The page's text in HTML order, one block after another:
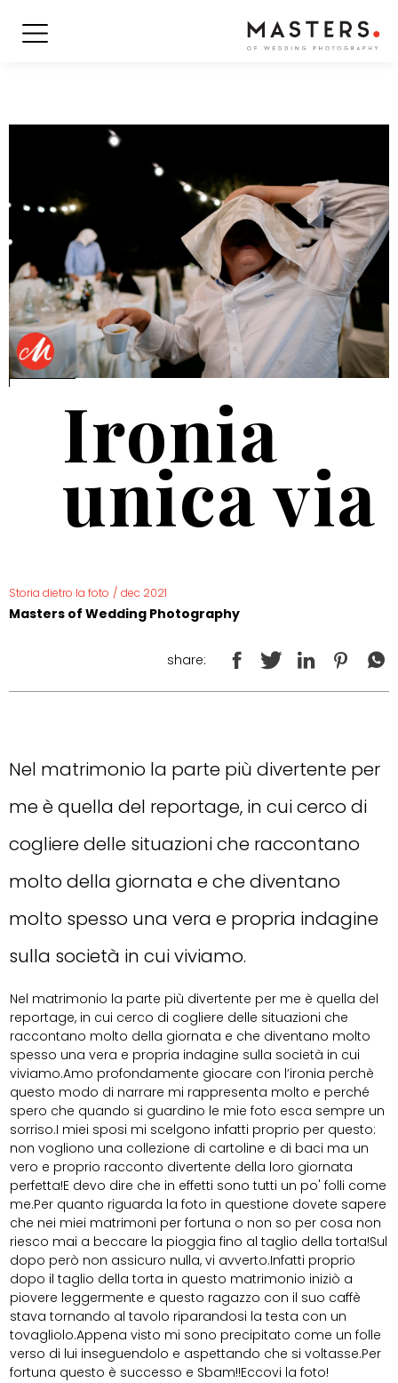
Ironia
unica via
Storia dietro la foto / dec 2021
Masters of Wedding Photography
share:
Nel matrimonio la parte più divertente per
me è quella del reportage, in cui cerco di
cogliere delle situazioni che raccontano
molto della giornata e che diventano
molto spesso una vera e propria indagine
sulla società in cui viviamo.
Nel matrimonio la parte più divertente per me è quella del
reportage, in cui cerco di cogliere delle situazioni che
raccontano molto della giornata e che diventano molto
spesso una vera e propria indagine sulla società in cui
viviamo.Amo profondamente giocare con l’ironia perchè
questo modo di narrare mi rappresenta molto e perché
spero che quando si guardino le mie foto esca sempre un
sorriso.I miei sposi mi scelgono infatti proprio per questo:
non vogliono una collezione di cartoline e di baci ma un
vero e proprio racconto divertente della loro giornata
perfetta!E devo dire che in effetti sono tutti un po' folli come
me.Per quanto riguarda la foto in questione dovete sapere
che nei miei matrimoni per fortuna o non so per cosa non
riesco mai a beccare la pioggia fino al taglio della torta!Sul
dopo però non assicuro nulla, vi avverto.Infatti proprio
dopo il taglio della torta in questo matrimonio iniziò a
piovere leggermente e questo ragazzo con il suo caffè
stava tornando al tavolo riparandosi la testa con un
tovagliolo.Appena visto mi sono precipitato come un folle
verso di lui inseguendolo e aspettando che si voltasse.Per
fortuna questo è successo e Sbam!!Eccovi la foto!